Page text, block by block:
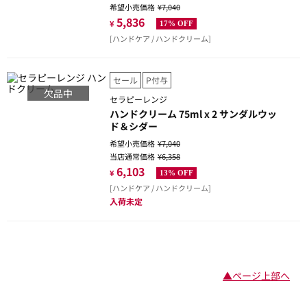
希望小売価格¥7,040
¥ 5,836 17% OFF
[ハンドケア / ハンドクリーム]
欠品中
セール
P付与
セラピーレンジ
ハンドクリーム 75ml x 2 サンダルウッ
ド＆シダー
希望小売価格¥7,040
当店通常価格¥6,358
¥ 6,103 13% OFF
[ハンドケア / ハンドクリーム]
入荷未定
▲ページ上部へ